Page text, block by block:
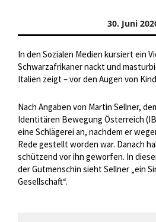
30. Juni
In den Sozialen Medien kursiert ein
Schwarzafrikaner nackt und
Italien zeigt – vor den Augen von
Nach Angaben von Martin Sellner,
Identitären Bewegung Österreich
eine Schlägerei an, nachdem er
Rede gestellt worden war. Danach
schützend vor ihn geworfen. In
der Gutmenschin sieht Sellner „ein
Gesellschaft“.